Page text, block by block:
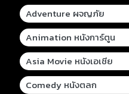
Adventure ผจญภัย
Animation หนังการ์ตูน
Asia Movie หนังเอเชีย
Comedy หนังตลก